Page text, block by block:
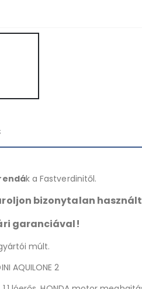
k a Fastverdinitől.
bizonytalan
garanciával!
múlt.
AQUILONE 2